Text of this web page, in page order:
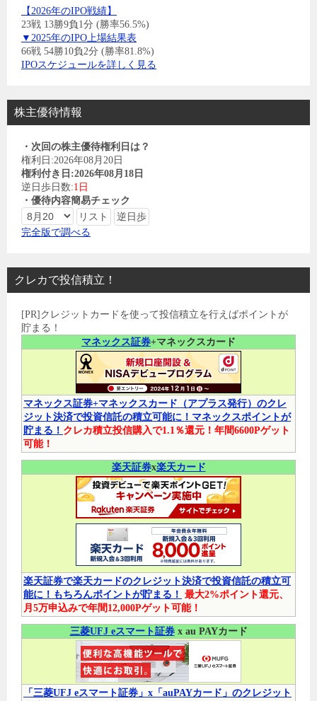
【2026年のIPO戦績】
23戦 13勝9負1分 (勝率56.5%)
▼2025年のIPO上場結果表
66戦 54勝10負2分 (勝率81.8%)
IPOスケジュールを詳しく見る
株主優待情報
・次回の株主優待権利日は？
権利日:2026年08月20日
権利付き日:2026年08月18日
逆日歩日数:1日
・優待内容簡易チェック
完全版で調べる
クレカで投信積立！
[PR]クレジットカードを使って投信積立を行えばポイントが
貯まる！
マネックス証券+マネックスカード
マネックス証券+マネックスカード（アプラス発行）のクレ
ジット決済で投資信託の積立可能に！マネックスポイントが
貯まる！ クレカ積立投信購入で1.1％還元！年間6600Pゲット
可能！
楽天証券x楽天カード
楽天証券で楽天カードのクレジット決済で投資信託の積立可
能に！もちろんポイントが貯まる！ 最大2%ポイント還元、
月5万申込みで年間12,000Pゲット可能！
三菱UFJ eスマート証券x au PAYカード
「三菱UFJ eスマート証券」x「auPAYカード」のクレジット